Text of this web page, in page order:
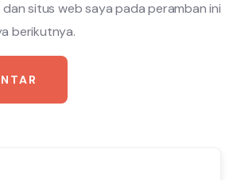
dan situs web saya pada peramban ini
berikutnya.